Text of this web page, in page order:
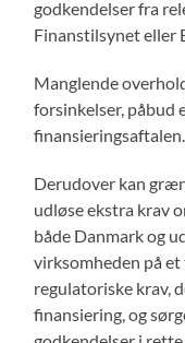
godkendelser fra
Finanstilsynet eller
Manglende
forsinkelser, påbud
finansieringsaftalen.
Derudover kan
udløse ekstra krav
både Danmark og
virksomheden på
regulatoriske krav,
finansiering, og